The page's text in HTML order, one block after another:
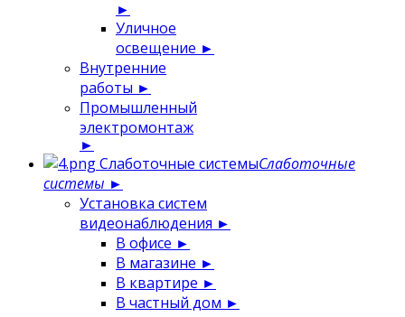
►
Уличное
освещение ►
Внутренние
работы ►
Промышленный
электромонтаж
►
Слаботочные системыСлаботочные
системы ►
Установка систем
видеонаблюдения ►
В офисе ►
В магазине ►
В квартире ►
В частный дом ►